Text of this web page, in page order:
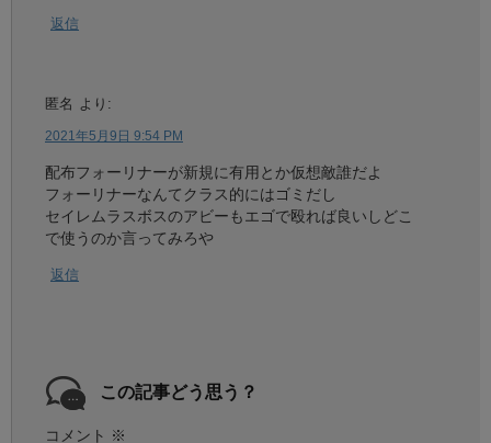
返信
匿名 より:
2021年5月9日 9:54 PM
配布フォーリナーが新規に有用とか仮想敵誰だよ
フォーリナーなんてクラス的にはゴミだし
セイレムラスボスのアビーもエゴで殴れば良いしどこ
で使うのか言ってみろや
返信
この記事どう思う？
コメント ※